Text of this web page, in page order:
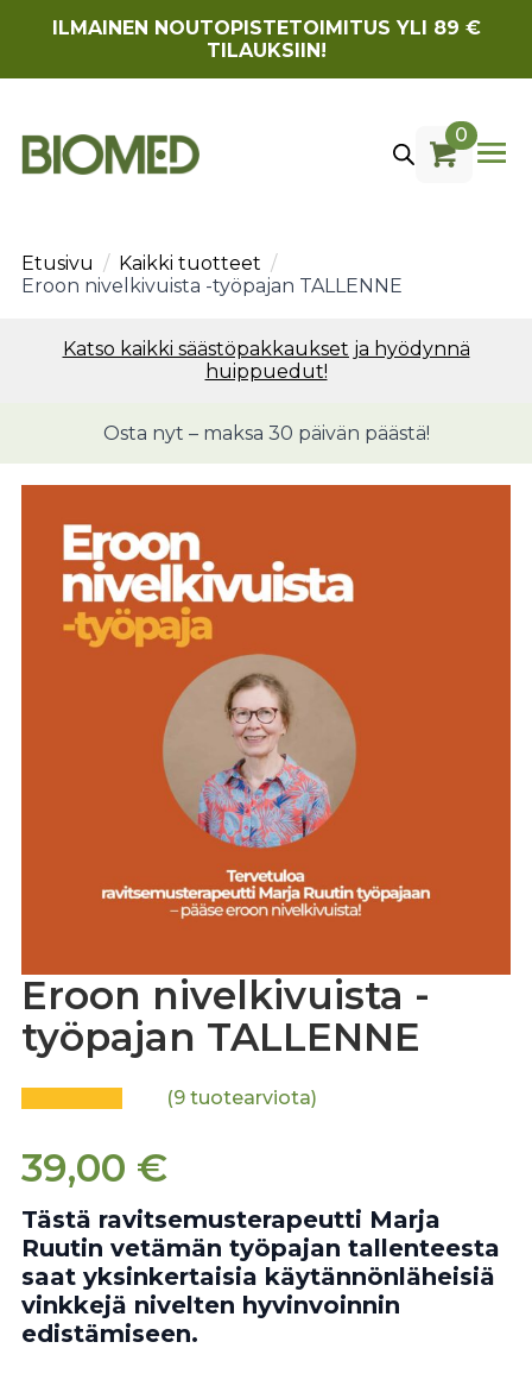
ILMAINEN NOUTOPISTETOIMITUS YLI 89 €
TILAUKSIIN!
0
Etusivu
Kaikki tuotteet
Eroon nivelkivuista -työpajan TALLENNE
Katso kaikki säästöpakkaukset ja hyödynnä
huippuedut!
Osta nyt – maksa 30 päivän päästä!
Eroon nivelkivuista -
työpajan TALLENNE
(9tuotearviota)
39,00 €
Tästä ravitsemusterapeutti Marja
Ruutin vetämän työpajan tallenteesta
saat yksinkertaisia käytännönläheisiä
vinkkejä nivelten hyvinvoinnin
edistämiseen.